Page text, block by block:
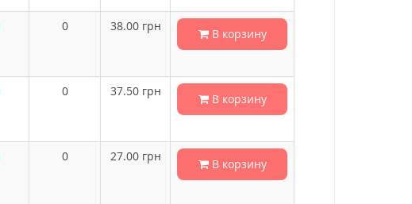
0 38.00грн
В корзину
0 37.50грн
В корзину
0 27.00грн
В корзину